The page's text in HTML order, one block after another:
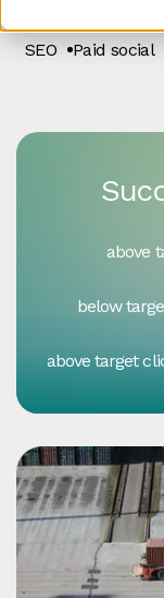
SEO Paid social
above
below
above target